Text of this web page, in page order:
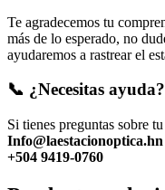
Te agradecemos tu
más de lo esperado, no
ayudaremos a rastrear el
📞 ¿Necesitas ayuda?
Si tienes preguntas sobre
Info@laestacionoptica.hn
+504 9419-0760